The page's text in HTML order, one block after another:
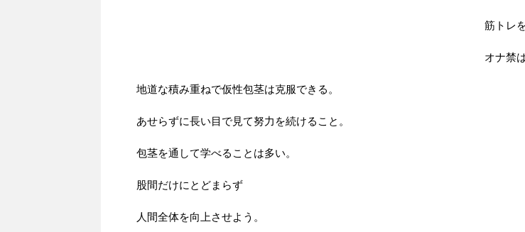
筋トレ
オナ禁
地道な積み重ねで仮性包茎は克服できる。
あせらずに長い目で見て努力を続けること。
包茎を通して学べることは多い。
股間だけにとどまらず
人間全体を向上させよう。